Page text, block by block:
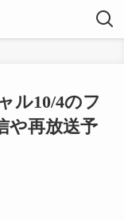
ル10/4のフ
や再放送予